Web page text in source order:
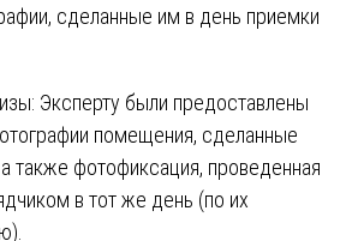
сделанные им в день приемки
Эксперту были предоставлены
помещения, сделанные
также фотофиксация, проведенная
в тот же день (по их